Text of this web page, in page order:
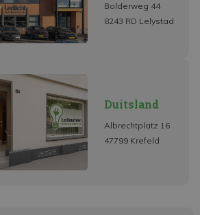
Bolderweg 44
8243 RD Lelystad
Duitsland
Albrechtplatz 16
47799 Krefeld